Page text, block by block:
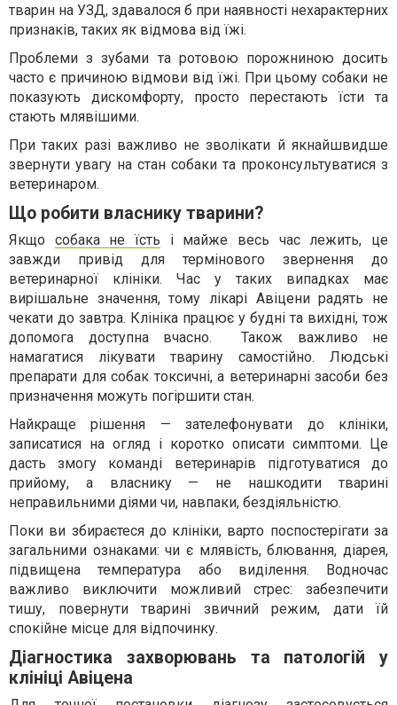
тварин на УЗД, здавалося б при наявності нехарактерних
признаків, таких як відмова від їжі.
Проблеми з зубами та ротовою порожниною досить
часто є причиною відмови від їжі. При цьому собаки не
показують дискомфорту, просто перестають їсти та
стають млявішими.
При таких разі важливо не зволікати й якнайшвидше
звернути увагу на стан собаки та проконсультуватися з
ветеринаром.
Що робити власнику тварини?
Якщо собака не їсть і майже весь час лежить, це
завжди привід для термінового звернення до
ветеринарної клініки. Час у таких випадках має
вирішальне значення, тому лікарі Авіцени радять не
чекати до завтра. Клініка працює у будні та вихідні, тож
допомога доступна вчасно. Також важливо не
намагатися лікувати тварину самостійно. Людські
препарати для собак токсичні, а ветеринарні засоби без
призначення можуть погіршити стан.
Найкраще рішення — зателефонувати до клініки,
записатися на огляд і коротко описати симптоми. Це
дасть змогу команді ветеринарів підготуватися до
прийому, а власнику — не нашкодити тварині
неправильними діями чи, навпаки, бездіяльністю.
Поки ви збираєтеся до клініки, варто поспостерігати за
загальними ознаками: чи є млявість, блювання, діарея,
підвищена температура або виділення. Водночас
важливо виключити можливий стрес: забезпечити
тишу, повернути тварині звичний режим, дати їй
спокійне місце для відпочинку.
Діагностика захворювань та патологій у
клініці Авіцена